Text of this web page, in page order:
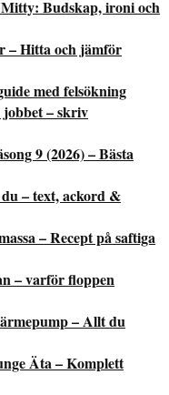
Budskap, ironi och
– Hitta och jämför
med felsökning
– skriv
9 (2026) – Bästa
– text, ackord &
– Recept på saftiga
– varför floppen
– Allt du
Äta – Komplett